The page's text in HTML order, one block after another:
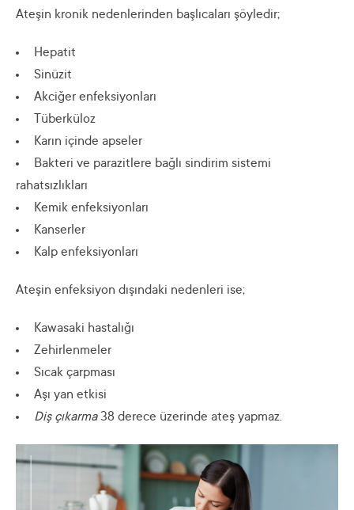
Ateşin kronik nedenlerinden başlıcaları şöyledir;
Hepatit
Sinüzit
Akciğer enfeksiyonları
Tüberküloz
Karın içinde apseler
Bakteri ve parazitlere bağlı sindirim sistemi
rahatsızlıkları
Kemik enfeksiyonları
Kanserler
Kalp enfeksiyonları
Ateşin enfeksiyon dışındaki nedenleri ise;
Kawasaki hastalığı
Zehirlenmeler
Sıcak çarpması
Aşı yan etkisi
Diş çıkarma38 derece üzerinde ateş yapmaz.